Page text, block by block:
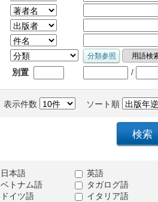
別置 /
表示件数 ソート順
日本語
英語
ベトナム語
タガログ語
ドイツ語
イタリア語